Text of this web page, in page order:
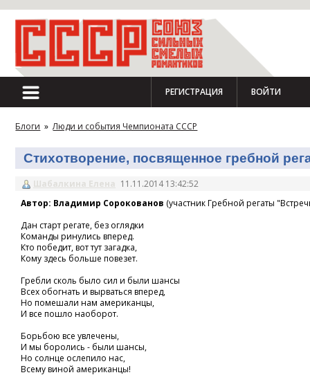
РЕГИСТРАЦИЯ ВОЙТИ
Блоги » Люди и события Чемпионата СССР
Стихотворение, посвященное гребной
Шабалкина Елена 11.11.2014 13:42:52
Автор: Владимир Сорокованов (участник Гребной регаты
Дан старт регате, без оглядки
Команды ринулись вперед.
Кто победит, вот тут загадка,
Кому здесь больше повезет.
Гребли сколь было сил и были шансы
Всех обогнать и вырваться вперед,
Но помешали нам американцы,
И все пошло наоборот.
Борьбою все увлечены,
И мы боролись - были шансы,
Но солнце ослепило нас,
Всему виной американцы!